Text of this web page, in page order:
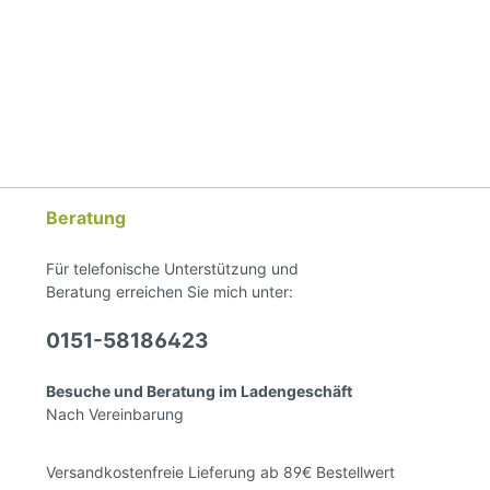
Beratung
Für telefonische Unterstützung und
Beratung erreichen Sie mich unter:
0151-58186423
Besuche und Beratung im Ladengeschäft
Nach Vereinbarung
Versandkostenfreie Lieferung ab 89€ Bestellwert